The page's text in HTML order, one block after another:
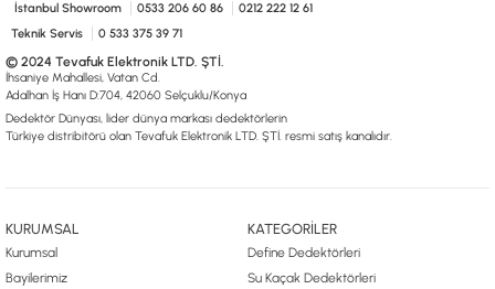
İstanbul Showroom
0533 206 60 86
0212 222 12 61
Teknik Servis
0 533 375 39 71
© 2024 Tevafuk Elektronik LTD. ŞTİ.
İhsaniye Mahallesi, Vatan Cd.
Adalhan İş Hanı D:704, 42060 Selçuklu/Konya
Dedektör Dünyası, lider dünya markası dedektörlerin
Türkiye distribitörü olan Tevafuk Elektronik LTD. ŞTİ. resmi satış kanalıdır.
KURUMSAL
Kurumsal
Bayilerimiz
KATEGORİLER
Define Dedektörleri
Su Kaçak Dedektörleri